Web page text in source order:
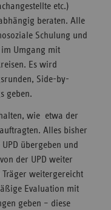
etc.)
beraten. Alle
Schulung und
im Umgang mit
Es wird
Side-by-
geben.
wie etwa der
Alles bisher
übergeben und
der UPD weiter
weitergereicht
Evaluation mit
geben – diese